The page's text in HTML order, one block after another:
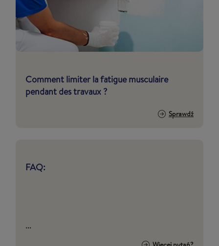
Comment limiter la fatigue musculaire
pendant des travaux ?
Sprawdź
FAQ:
...